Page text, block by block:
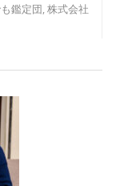
鑑定団,株式会社